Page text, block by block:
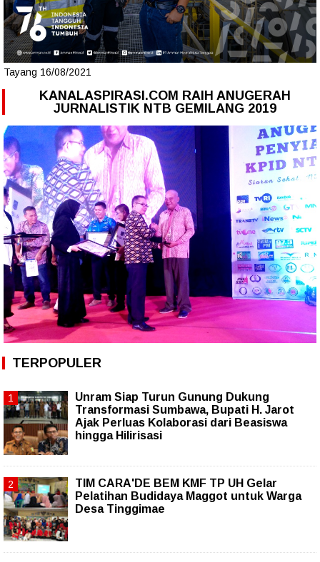
Tayang 16/08/2021
KANALASPIRASI.COM RAIH ANUGERAH
JURNALISTIK NTB GEMILANG 2019
TERPOPULER
Unram Siap Turun Gunung Dukung
Transformasi Sumbawa, Bupati H. Jarot
Ajak Perluas Kolaborasi dari Beasiswa
hingga Hilirisasi
TIM CARA'DE BEM KMF TP UH Gelar
Pelatihan Budidaya Maggot untuk Warga
Desa Tinggimae